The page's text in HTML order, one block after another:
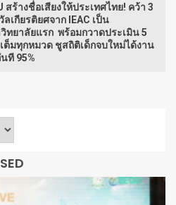
สร้างชื่อเสียงให้ประเทศไทย! คว้า 3
ลเกียรติยศจาก IEAC เป็น
ทยาลัยแรก พร้อมกวาดประเมิน 5
ต็มทุกหมวด ชูสถิติเด็กจบใหม่ได้งาน
ที 95%